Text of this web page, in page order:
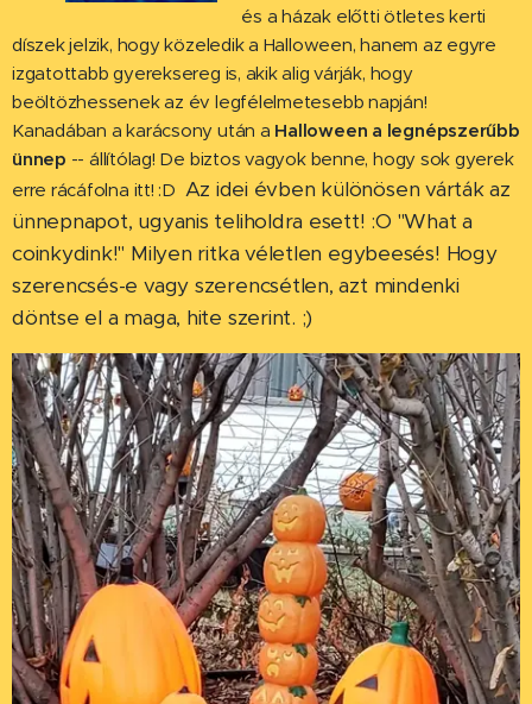
és a házak előtti ötletes kerti
díszek jelzik, hogy közeledik a Halloween, hanem az egyre
izgatottabb gyereksereg is, akik alig várják, hogy
beöltözhessenek az év legfélelmetesebb napján!
Kanadában a karácsony után a Halloween a legnépszerűbb
ünnep -- állítólag! De biztos vagyok benne, hogy sok gyerek
erre rácáfolna itt! :D Az idei évben különösen várták az
ünnepnapot, ugyanis teliholdra esett! :O "What a
coinkydink!" Milyen ritka véletlen egybeesés! Hogy
szerencsés-e vagy szerencsétlen, azt mindenki
döntse el a maga, hite szerint. ;)